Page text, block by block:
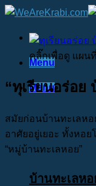
Skip
content
Menu
Menu
คลิ๊กเพื่อดู แผน
“ทุเรียนอร่อย
สมัยก่อนบ้านทะเลห
อาศัยอยู่เยอะ ทั้งหอ
“หมู่บ้านทะเลหอย”
บ้านทะเลห